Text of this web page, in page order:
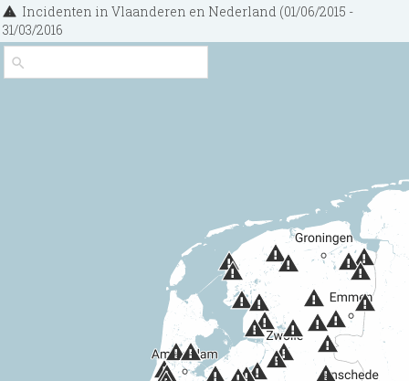
Incidenten in Vlaanderen en Nederland (01/06/2015 -
31/03/2016